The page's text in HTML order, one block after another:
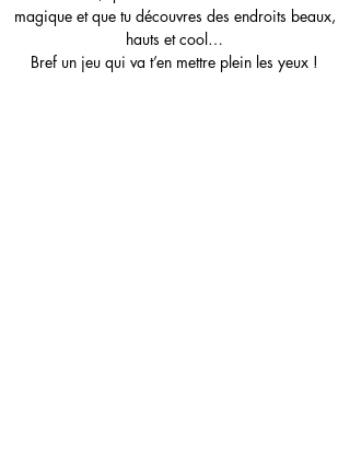
magique et que tu découvres des endroits beaux,
hauts et cool…
Bref un jeu qui va t’en mettre plein les yeux !